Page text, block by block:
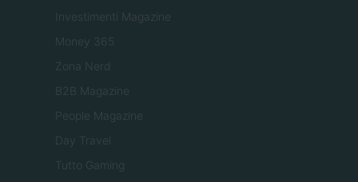
Investimenti Magazine
Money 365
Zona Nerd
B2B Magazine
People Magazine
Day Travel
Tutto Gaming